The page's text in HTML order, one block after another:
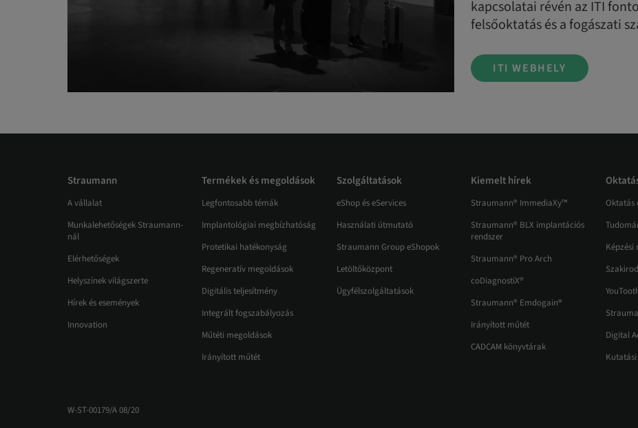
kapcsolatai révén az ITI
felsőoktatás és a fogászati
ITI WEBHELY
Straumann
A vállalat
Munkalehetőségek Straumann-
nál
Elérhetőségek
Helyszínek világszerte
Hírek és események
Innovation
Termékek és megoldások
Legfontosabb témák
Implantológiai megbízhatóság
Protetikai hatékonyság
Regeneratív megoldások
Digitális teljesítmény
Integrált fogszabályozás
Műtéti megoldások
Irányított műtét
Szolgáltatások
eShop és eServices
Használati útmutató
Straumann Group eShopok
Letöltőközpont
Ügyfélszolgáltatások
Kiemelt hírek
Straumann® ImmediaXy™
Straumann® BLX implantációs
rendszer
Straumann® Pro Arch
coDiagnostiX®
Straumann® Emdogain®
Irányított műtét
CADCAM könyvtárak
Oktatás
Képzési
Digital
W-ST-00179/A 08/20